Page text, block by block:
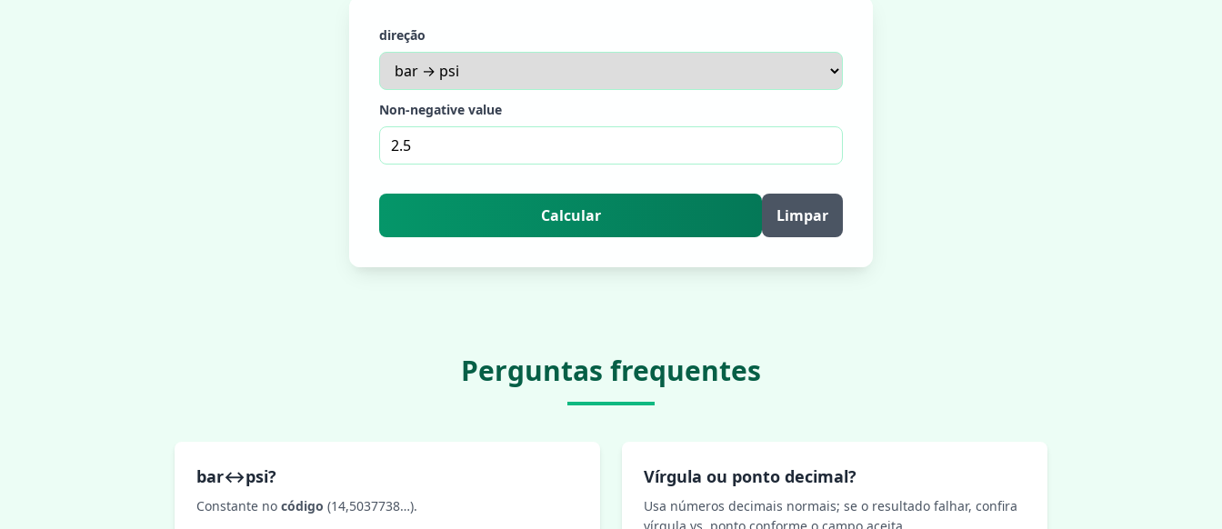
direção
Non-negative value
Calcular Limpar
Perguntas frequentes
bar↔psi?
Constante no código (14,5037738…).
Vírgula ou ponto decimal?
Usa números decimais normais; se o resultado falhar, confira